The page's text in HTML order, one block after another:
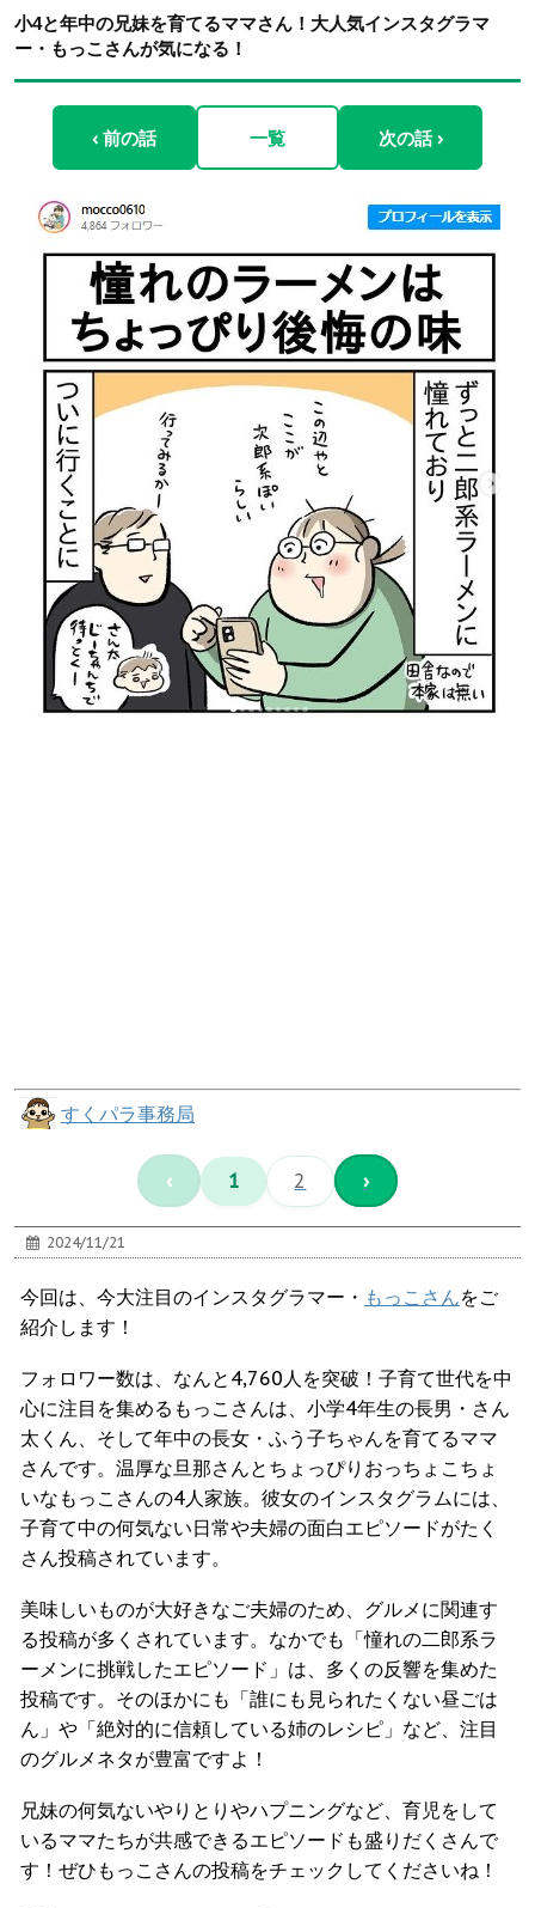
小4と年中の兄妹を育てるママさん！大人気インスタグラマ
ー・もっこさんが気になる！
‹ 前の話 一覧 次の話 ›
すくパラ事務局
‹ 1 2 ›
2024/11/21
今回は、今大注目のインスタグラマー・ もっこさんをご
紹介します！
フォロワー数は、なんと4,760人を突破！子育て世代を中
心に注目を集めるもっこさんは、小学4年生の長男・さん
太くん、そして年中の長女・ふう子ちゃんを育てるママ
さんです。温厚な旦那さんとちょっぴりおっちょこちょ
いなもっこさんの4人家族。彼女のインスタグラムには、
子育て中の何気ない日常や夫婦の面白エピソードがたく
さん投稿されています。
美味しいものが大好きなご夫婦のため、グルメに関連す
る投稿が多くされています。なかでも「憧れの二郎系ラ
ーメンに挑戦したエピソード」は、多くの反響を集めた
投稿です。そのほかにも「誰にも見られたくない昼ごは
ん」や「絶対的に信頼している姉のレシピ」など、注目
のグルメネタが豊富ですよ！
兄妹の何気ないやりとりやハプニングなど、育児をして
いるママたちが共感できるエピソードも盛りだくさんで
す！ぜひもっこさんの投稿をチェックしてくださいね！